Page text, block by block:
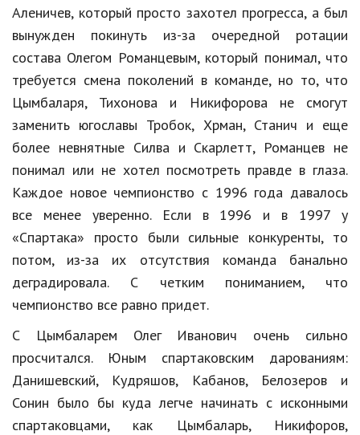
Наука и технологии
Аленичев, который просто захотел прогресса, а был
вынужден покинуть из-за очередной ротации
состава Олегом Романцевым, который понимал, что
требуется смена поколений в команде, но то, что
Цымбаларя, Тихонова и Никифорова не смогут
заменить югославы Тробок, Хрман, Станич и еще
более невнятные Силва и Скарлетт, Романцев не
понимал или не хотел посмотреть правде в глаза.
Каждое новое чемпионство с 1996 года давалось
все менее уверенно. Если в 1996 и в 1997 у
«Спартака» просто были сильные конкуренты, то
потом, из-за их отсутствия команда банально
деградировала. С четким пониманием, что
чемпионство все равно придет.
С Цымбаларем Олег Иванович очень сильно
просчитался. Юным спартаковским дарованиям:
Данишевский, Кудряшов, Кабанов, Белозеров и
Сонин было бы куда легче начинать с исконными
спартаковцами, как Цымбаларь, Никифоров,